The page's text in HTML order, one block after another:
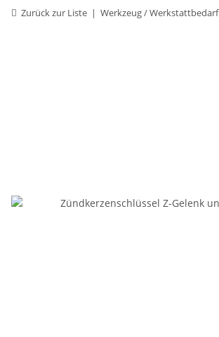
Zurück zur Liste Werkzeug / Werkstattbedarf